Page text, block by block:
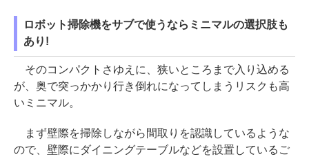
ロボット掃除機をサブで使うならミニマルの選択肢も
あり!
そのコンパクトさゆえに、狭いところまで入り込める
が、奥で突っかかり行き倒れになってしまうリスクも高
いミニマル。
まず壁際を掃除しながら間取りを認識しているような
ので、壁際にダイニングテーブルなどを設置しているご